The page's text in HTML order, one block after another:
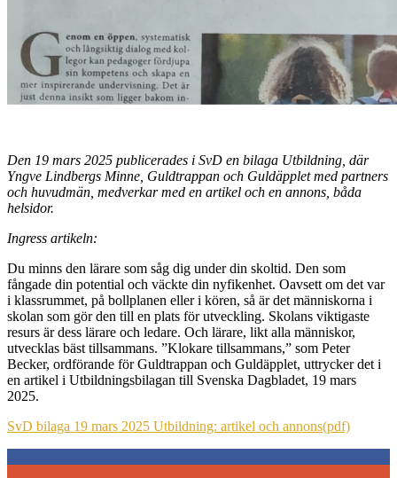
Den 19 mars 2025 publicerades i SvD en bilaga Utbildning, där
Yngve Lindbergs Minne, Guldtrappan och Guldäpplet med partners
och huvudmän, medverkar med en artikel och en annons, båda
helsidor.
Ingress artikeln:
Du minns den lärare som såg dig under din skoltid. Den som
fångade din potential och väckte din nyfikenhet. Oavsett om det var
i klassrummet, på bollplanen eller i kören, så är det människorna i
skolan som gör den till en plats för utveckling. Skolans viktigaste
resurs är dess lärare och ledare. Och lärare, likt alla människor,
utvecklas bäst tillsammans. ”Klokare tillsammans,” som Peter
Becker, ordförande för Guldtrappan och Guldäpplet, uttrycker det i
en artikel i Utbildningsbilagan till Svenska Dagbladet, 19 mars
2025.
SvD bilaga 19 mars 2025 Utbildning: artikel och annons(pdf)